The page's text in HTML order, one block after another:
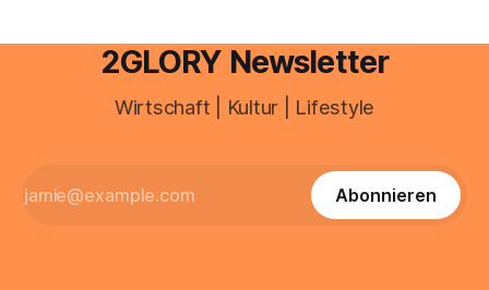
2GLORY Newsletter
Wirtschaft | Kultur | Lifestyle
Abonnieren